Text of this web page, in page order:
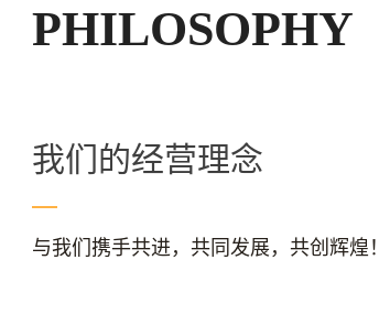
PHILOSOPHY
我们的经营理念
与我们携手共进，共同发展，共创辉煌！